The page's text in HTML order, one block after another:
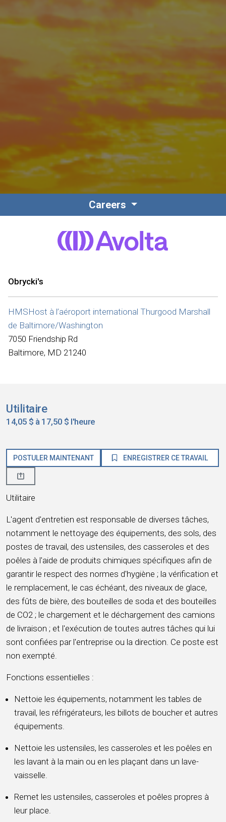
Careers
Obrycki's
HMSHost à l’aéroport international Thurgood Marshall
de Baltimore/Washington
7050 Friendship Rd
Baltimore, MD 21240
Utilitaire
14,05 $ à 17,50 $ l'heure
POSTULER MAINTENANT ENREGISTRER CE TRAVAIL
Utilitaire
L'agent d'entretien est responsable de diverses tâches,
notamment le nettoyage des équipements, des sols, des
postes de travail, des ustensiles, des casseroles et des
poêles à l'aide de produits chimiques spécifiques afin de
garantir le respect des normes d'hygiène ; la vérification et
le remplacement, le cas échéant, des niveaux de glace,
des fûts de bière, des bouteilles de soda et des bouteilles
de CO2 ; le chargement et le déchargement des camions
de livraison ; et l'exécution de toutes autres tâches qui lui
sont confiées par l'entreprise ou la direction. Ce poste est
non exempté.
Fonctions essentielles :
Nettoie les équipements, notamment les tables de
travail, les réfrigérateurs, les billots de boucher et autres
équipements.
Nettoie les ustensiles, les casseroles et les poêles en
les lavant à la main ou en les plaçant dans un lave-
vaisselle.
Remet les ustensiles, casseroles et poêles propres à
leur place.